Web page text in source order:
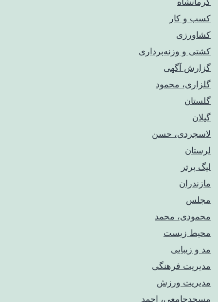
کسب و کار
کشاورزی
کشتی و وزنه‌برداری
گزارش آگهی
گلزاری، محمود
گلستان
گیلان
لاسجردی، حسن
لرستان
لیگ برتر
مازندران
مجلس
محمودی، محمد
محیط زیست
مد و زیبایی
مدیریت فرهنگی
مدیریت ورزش
مسجدجامعی، احمد